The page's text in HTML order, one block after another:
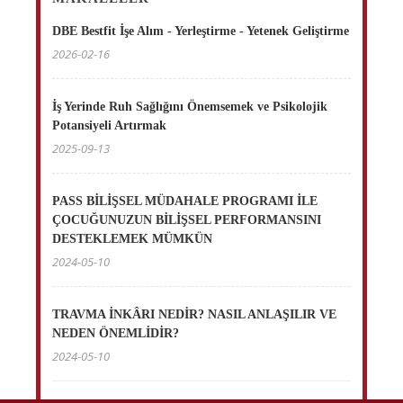
DBE Bestfit İşe Alım - Yerleştirme - Yetenek Geliştirme
2026-02-16
İş Yerinde Ruh Sağlığını Önemsemek ve Psikolojik
Potansiyeli Artırmak
2025-09-13
PASS BİLİŞSEL MÜDAHALE PROGRAMI İLE
ÇOCUĞUNUZUN BİLİŞSEL PERFORMANSINI
DESTEKLEMEK MÜMKÜN
2024-05-10
TRAVMA İNKÂRI NEDİR? NASIL ANLAŞILIR VE
NEDEN ÖNEMLİDİR?
2024-05-10